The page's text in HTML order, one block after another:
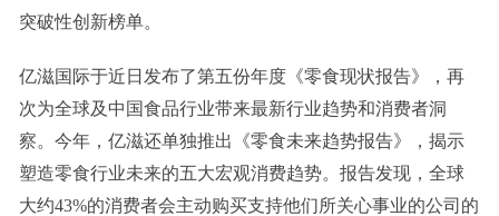
突破性创新榜单。
亿滋国际于近日发布了第五份年度《零食现状报告》，再
次为全球及中国食品行业带来最新行业趋势和消费者洞
察。今年，亿滋还单独推出《零食未来趋势报告》，揭示
塑造零食行业未来的五大宏观消费趋势。报告发现，全球
大约43%的消费者会主动购买支持他们所关心事业的公司的